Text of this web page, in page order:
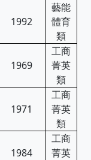
1992
藝能
體育
類
1969
工商
菁英
類
1971
工商
菁英
類
1984
工商
菁英